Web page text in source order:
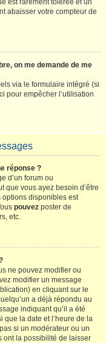
est rarement tolérée et un
abaisser votre compteur de
on me demande de me
via le formulaire intégré (si
pour empêcher l’utilisation
réponse ?
d’un forum ou
que vous ayez besoin d’être
options disponibles est
pouvez poster de
etc.
ne pouvez modifier ou
modifier un message
en cliquant sur le
a déjà répondu au
indiquant qu’il a été
que la date et l’heure de la
si un modérateur ou un
ont la possibilité de laisser